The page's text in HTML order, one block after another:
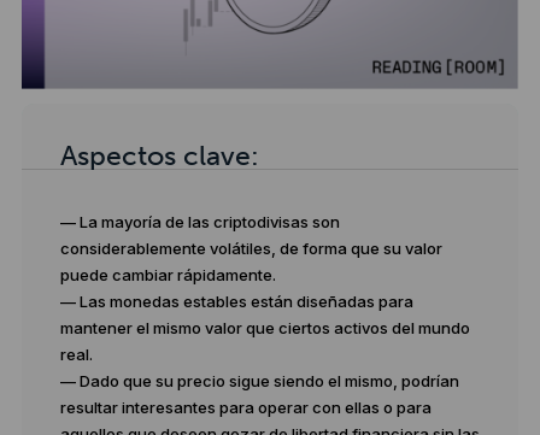
Aspectos clave:
— La mayoría de las criptodivisas son
considerablemente volátiles, de forma que su valor
puede cambiar rápidamente.
— Las monedas estables están diseñadas para
mantener el mismo valor que ciertos activos del mundo
real.
— Dado que su precio sigue siendo el mismo, podrían
resultar interesantes para operar con ellas o para